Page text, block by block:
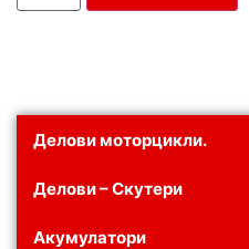
Делови моторцикли.
Делови – Скутери
Акумулатори